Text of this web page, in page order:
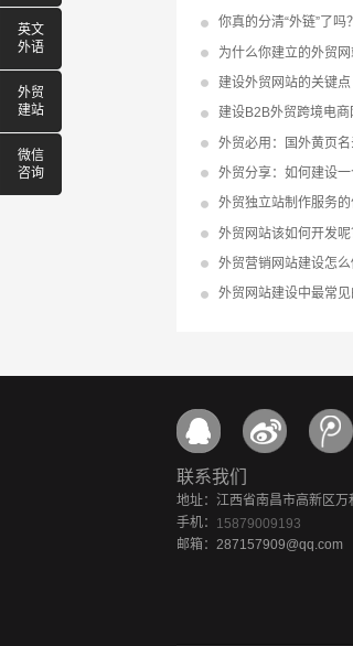
建设外贸网站的关键点
外贸必用：国外黄页
外贸独立站制作服务
外贸营销网站建设怎么
外贸网站建设中最常
联系我们
地址：江西省南昌市高新区
手机： 15879009193
邮箱：287157909@qq.com
英文
外语
外贸
建站
微信
咨询